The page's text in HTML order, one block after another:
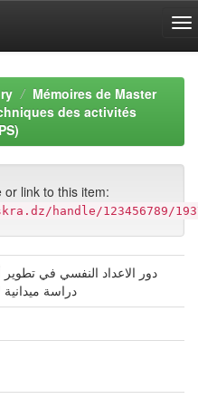
Mémoires de Master
des activités
or link to this item:
handle/123456789/
دور الاعداد النفسي في تطوير
دراسة